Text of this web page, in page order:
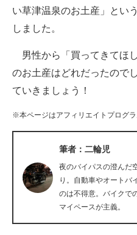
ビジネスと働き方のヒント
経営リーダーのコミュニティ
マーケ×ITの今がよく分かる
ITエンジニア向け専門サイト
企業向けIT製品の総合サイト
IT製品の技術・比較・事例
製造業のIT導入・活用を支援
い草津温泉のお土産」とい
しました。
男性から「買ってきてほ
のお土産はどれだったので
ていきましょう！
※本ページはアフィリエイトプログ
筆者：二輪児
夜のバイパスの澄んだ
り。自動車やオートバ
のは不得意。バイクで
マイペースが主義。